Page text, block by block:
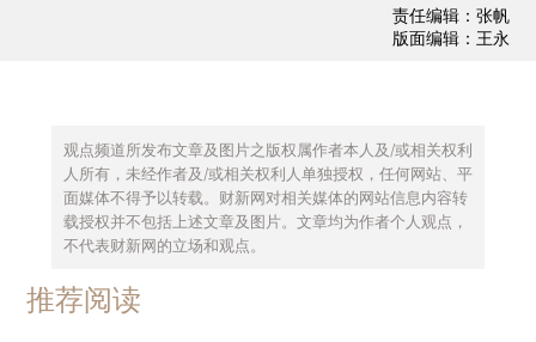
责任编辑：张帆
版面编辑：王永
观点频道所发布文章及图片之版权属作者本人及/或相关权利
人所有，未经作者及/或相关权利人单独授权，任何网站、平
面媒体不得予以转载。财新网对相关媒体的网站信息内容转
载授权并不包括上述文章及图片。文章均为作者个人观点，
不代表财新网的立场和观点。
推荐阅读